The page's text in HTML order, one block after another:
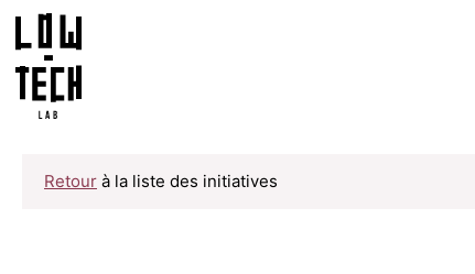
Retour à la liste des initiatives